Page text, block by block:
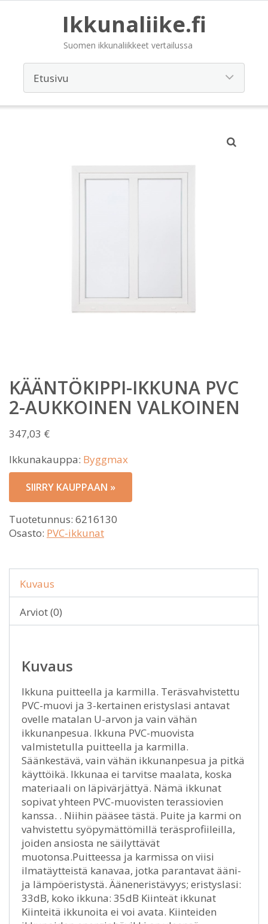
Ikkunaliike.fi
Suomen ikkunaliikkeet vertailussa
KÄÄNTÖKIPPI-IKKUNA PVC
2-AUKKOINEN VALKOINEN
347,03 €
Ikkunakauppa: Byggmax
SIIRRY KAUPPAAN »
Tuotetunnus: 6216130
Osasto: PVC-ikkunat
Kuvaus
Arviot (0)
Kuvaus
Ikkuna puitteella ja karmilla. Teräsvahvistettu
PVC-muovi ja 3-kertainen eristyslasi antavat
ovelle matalan U-arvon ja vain vähän
ikkunanpesua. Ikkuna PVC-muovista
valmistetulla puitteella ja karmilla.
Säänkestävä, vain vähän ikkunanpesua ja pitkä
käyttöikä. Ikkunaa ei tarvitse maalata, koska
materiaali on läpivärjättyä. Nämä ikkunat
sopivat yhteen PVC-muovisten terassiovien
kanssa. . Niihin pääsee tästä. Puite ja karmi on
vahvistettu syöpymättömillä teräsprofiileilla,
joiden ansiosta ne säilyttävät
muotonsa.Puitteessa ja karmissa on viisi
ilmatäytteistä kanavaa, jotka parantavat ääni-
ja lämpöeristystä. Ääneneristävyys; eristyslasi:
33dB, koko ikkuna: 35dB Kiinteät ikkunat
Kiinteitä ikkunoita ei voi avata. Kiinteiden